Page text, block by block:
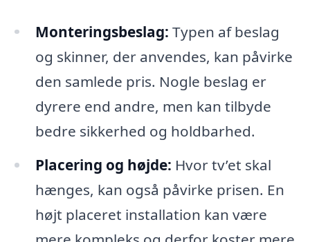
Monteringsbeslag: Typen af beslag
og skinner, der anvendes, kan påvirke
den samlede pris. Nogle beslag er
dyrere end andre, men kan tilbyde
bedre sikkerhed og holdbarhed.
Placering og højde: Hvor tv’et skal
hænges, kan også påvirke prisen. En
højt placeret installation kan være